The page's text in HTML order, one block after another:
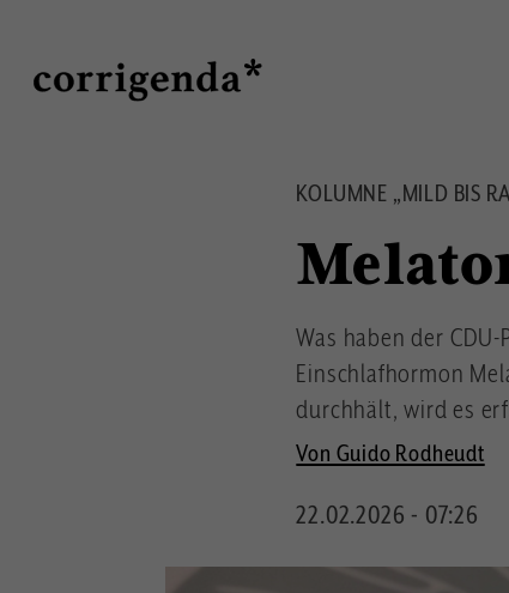
Inhalt
KOLUMNE „MILD BIS
Was haben der
Einschlafhormon
durchhält, wird es
Von Guido Rodheudt
22.02.2026 - 07:26